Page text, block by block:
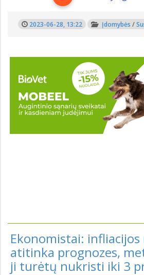
2023-06-28, 13:22 Įdomybės /
Ekonomistai: infliacijos
atitinka prognozes,
ji turėtų nukristi iki 3